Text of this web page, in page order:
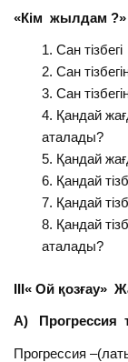
«Кім жылдам ?»
Сан
Сан
Сан
Қандай
аталады?
Қандай
Қандай
Қандай
Қандай
аталады?
ІІІ« Ой қозғау»
А) Прогрессия
Прогрессия